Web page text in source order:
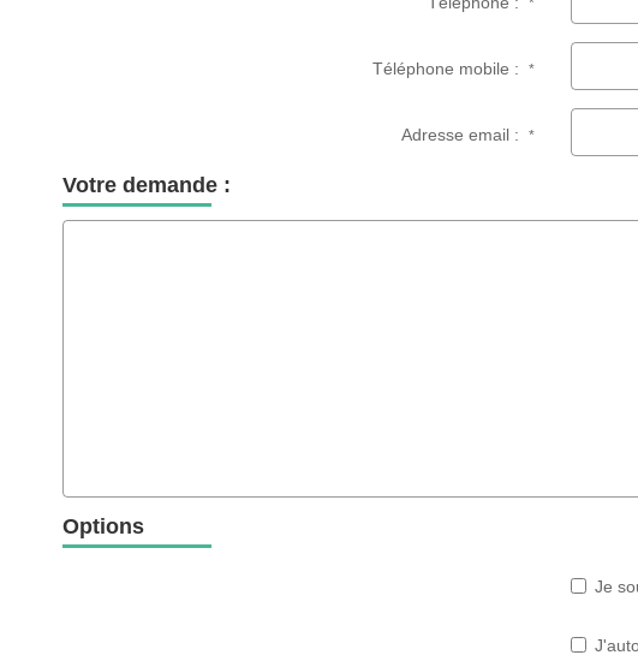
*
Téléphone mobile :*
Adresse email :*
Votre demande :
Options
Je